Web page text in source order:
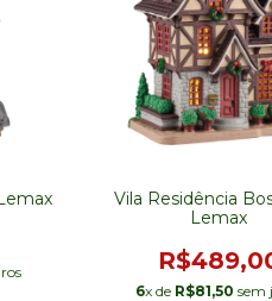
Vila Residência
Lemax
6x de R$81,50 sem